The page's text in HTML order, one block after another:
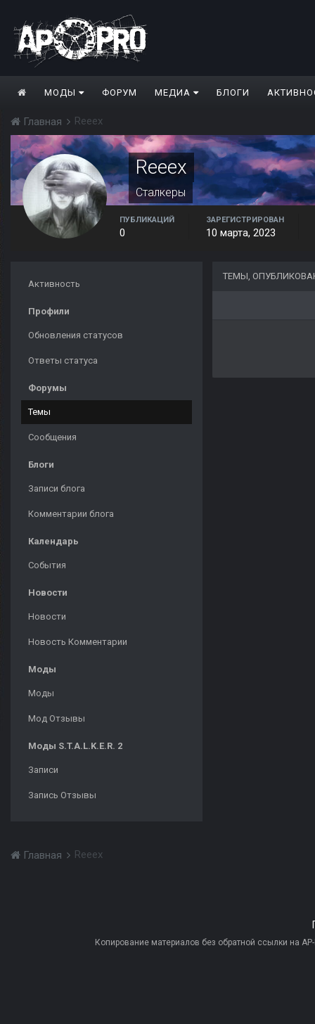
МОДЫ ФОРУМ МЕДИА БЛОГИ
Главная Reeex
Reeex
Сталкеры
ПУБЛИКАЦИЙ
0
ЗАРЕГИСТРИРОВАН
10 марта, 2023
Активность
Профили
Обновления статусов
Ответы статуса
Форумы
Темы
Сообщения
Блоги
Записи блога
Комментарии блога
Календарь
События
Новости
Новости
Новость Комментарии
Моды
Моды
Мод Отзывы
Моды S.T.A.L.K.E.R. 2
Записи
Запись Отзывы
ТЕМЫ,
Главная Reeex
Копирование материалов без обратной ссылки на